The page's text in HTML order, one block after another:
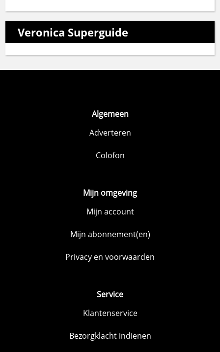
Veronica Superguide
Algemeen
Adverteren
Colofon
Mijn omgeving
Mijn account
Mijn abonnement(en)
Privacy en voorwaarden
Service
Klantenservice
Bezorgklacht indienen